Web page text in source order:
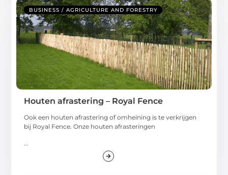
BUSINESS / AGRICULTURE AND FORESTRY
Houten afrastering – Royal Fence
Ook een houten afrastering of omheining is te verkrijgen
bij Royal Fence. Onze houten afrasteringen